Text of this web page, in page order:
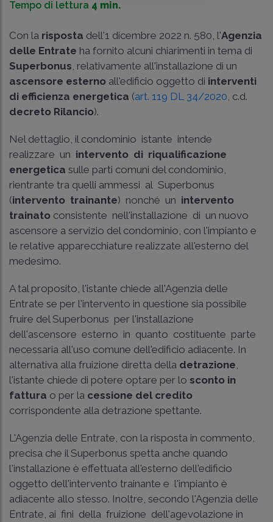
Tempo di lettura 4 min.
Con la risposta dell'1 dicembre 2022 n. 580, l'Agenzia
delle Entrate ha fornito alcuni chiarimenti in tema di
Superbonus , relativamente all'installazione di un
ascensore esterno all'edificio oggetto di interventi
di efficienza energetica (art. 119 DL 34/2020 , c.d.
decreto Rilancio).
Nel dettaglio, il condominio istante intende
realizzare un intervento di riqualificazione
energetica sulle parti comuni del condominio,
rientrante tra quelli ammessi al Superbonus
(intervento trainante) nonché un intervento
trainato consistente nell'installazione di un nuovo
ascensore a servizio del condominio, con l'impianto e
le relative apparecchiature realizzate all'esterno del
medesimo.
A tal proposito, l'istante chiede all'Agenzia delle
Entrate se per l'intervento in questione sia possibile
fruire del Superbonus per l'installazione
dell'ascensore esterno in quanto costituente parte
necessaria all'uso comune dell'edificio adiacente. In
alternativa alla fruizione diretta della detrazione
l'istante chiede di potere optare per lo sconto in
fattura o per la cessione del credito
corrispondente alla detrazione spettante.
L'Agenzia delle Entrate, con la risposta in commento,
precisa che il Superbonus spetta anche quando
l'installazione è effettuata all'esterno dell'edificio
oggetto dell'intervento trainante e l'impianto è
adiacente allo stesso. Inoltre, secondo l'Agenzia delle
Entrate, ai fini della fruizione dell'agevolazione in